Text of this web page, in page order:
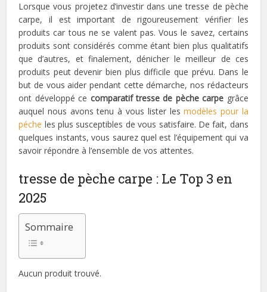
Lorsque vous projetez d’investir dans une tresse de pèche
carpe, il est important de rigoureusement vérifier les
produits car tous ne se valent pas. Vous le savez, certains
produits sont considérés comme étant bien plus qualitatifs
que d’autres, et finalement, dénicher le meilleur de ces
produits peut devenir bien plus difficile que prévu. Dans le
but de vous aider pendant cette démarche, nos rédacteurs
ont développé ce comparatif tresse de pèche carpe grâce
auquel nous avons tenu à vous lister lesmodèles pour la
péche les plus susceptibles de vous satisfaire. De fait, dans
quelques instants, vous saurez quel est l’équipement qui va
savoir répondre à l’ensemble de vos attentes.
tresse de pèche carpe : Le Top 3 en
2025
Sommaire
Aucun produit trouvé.